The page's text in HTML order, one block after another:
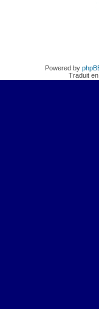
Powered by
Traduit